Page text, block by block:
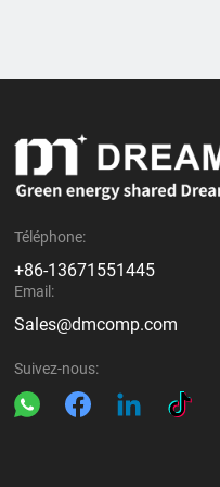
vis bi-étagé pour réduire vos
Téléphone:
+86-13671551445
Email:
Sales@dmcomp.com
Suivez-nous: